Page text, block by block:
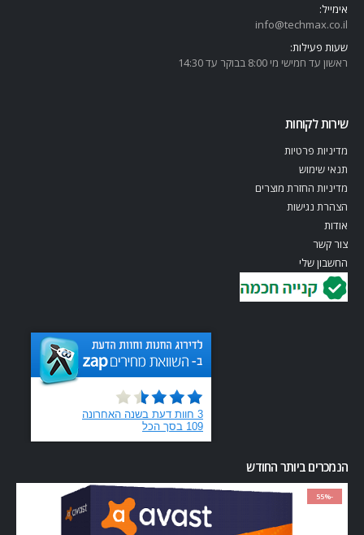
אימייל:
info@techmax.co.il
שעות פעילות:
ראשון עד חמישי מי 8:00 בבוקר עד 14:30
שירות לקוחות
מדיניות פרטיות
תנאי שימוש
מדיניות החזרת מוצרים
הצהרת נגישות
אודות
צור קשר
החשבון שלי
הנמכרים ביותר החודש
-55%